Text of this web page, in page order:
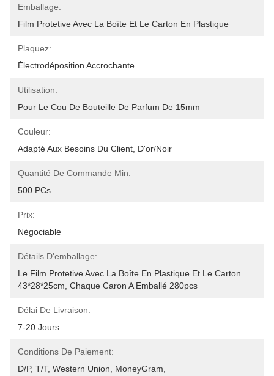
Emballage:
Film Protetive Avec La Boîte Et Le Carton En Plastique
Plaquez:
Électrodéposition Accrochante
Utilisation:
Pour Le Cou De Bouteille De Parfum De 15mm
Couleur:
Adapté Aux Besoins Du Client, D'or/noir
Quantité De Commande Min:
500 PCs
Prix:
Négociable
Détails D'emballage:
Le Film Protetive Avec La Boîte En Plastique Et Le Carton
43*28*25cm, Chaque Caron A Emballé 280pcs
Délai De Livraison:
7-20 Jours
Conditions De Paiement:
D/P, T/T, Western Union, MoneyGram,